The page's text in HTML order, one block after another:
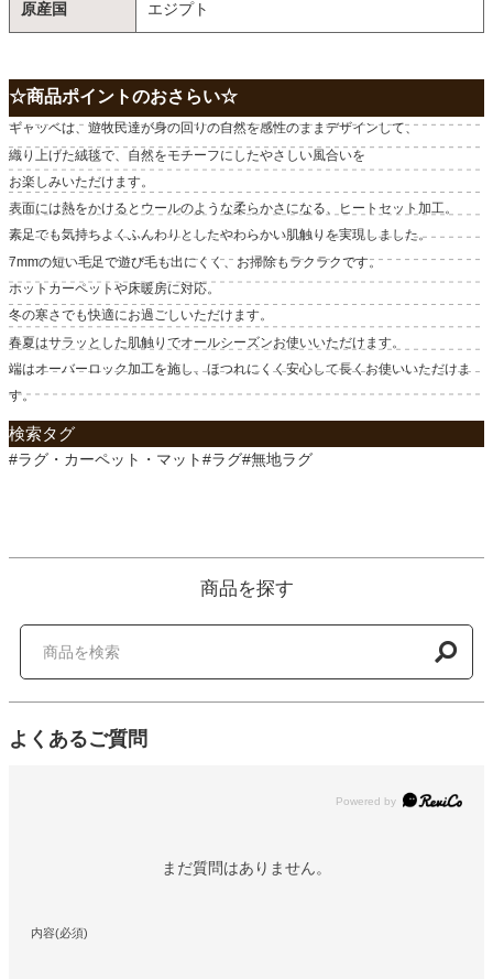
原産国 エジプト
☆商品ポイントのおさらい☆
ギャッベは、遊牧民達が身の回りの自然を感性のままデザインして、
織り上げた絨毯で、自然をモチーフにしたやさしい風合いを
お楽しみいただけます。
表面には熱をかけるとウールのような柔らかさになる、ヒートセット加工。
素足でも気持ちよくふんわりとしたやわらかい肌触りを実現しました。
7mmの短い毛足で遊び毛も出にくく、お掃除もラクラクです。
ホットカーペットや床暖房に対応。
冬の寒さでも快適にお過ごしいただけます。
春夏はサラッとした肌触りでオールシーズンお使いいただけます。
端はオーバーロック加工を施し、ほつれにくく安心して長くお使いいただけま
す。
検索タグ
#ラグ・カーペット・マット#ラグ#無地ラグ
商品を探す
よくあるご質問
Powered by
まだ質問はありません。
内容(必須)